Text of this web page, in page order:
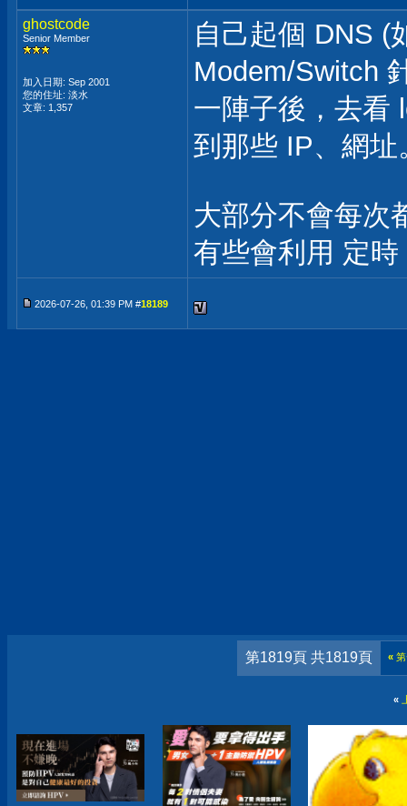
ghostcode
Senior Member
加入日期: Sep 2001
您的住址: 淡水
文章: 1,357
自己起個 DNS (
Modem/Switch
一陣子後，去看
到那些 IP、網址
大部分不會每次
有些會利用 定
2026-07-26, 01:39 PM #18189
第1819頁 共1819頁 «第
«